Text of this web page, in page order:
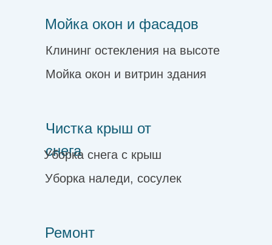
Мойка окон и фасадов
Клининг остекления на высоте
Мойка окон и витрин здания
Чистка крыш от
снега
Уборка снега с крыш
Уборка наледи, сосулек
Ремонт